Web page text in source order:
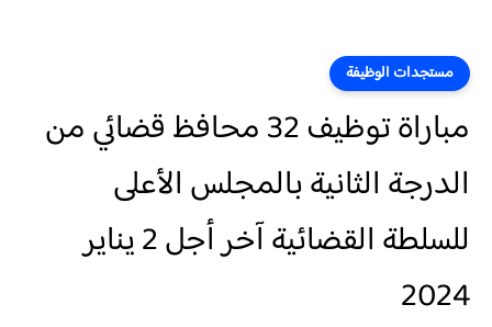
مستجدات الوظيفة
مباراة توظيف 32 محافظ قضائي من
الدرجة الثانية بالمجلس الأعلى
للسلطة القضائية آخر أجل 2 يناير
2024